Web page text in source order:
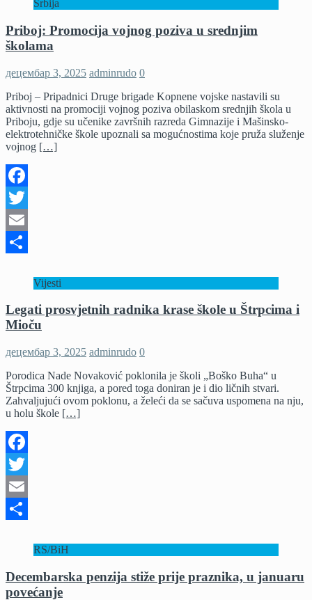
Srbija
Priboj: Promocija vojnog poziva u srednjim
školama
децембар 3, 2025 adminrudo 0
Priboj – Pripadnici Druge brigade Kopnene vojske nastavili su
aktivnosti na promociji vojnog poziva obilaskom srednjih škola u
Priboju, gdje su učenike završnih razreda Gimnazije i Mašinsko-
elektrotehničke škole upoznali sa mogućnostima koje pruža služenje
vojnog […]
Facebook
Twitter
Email
Vijesti
Legati prosvjetnih radnika krase škole u Štrpcima i
Mioču
децембар 3, 2025 adminrudo 0
Porodica Nade Novaković poklonila je školi „Boško Buha“ u
Štrpcima 300 knjiga, a pored toga doniran je i dio ličnih stvari.
Zahvaljujući ovom poklonu, a želeći da se sačuva uspomena na nju,
u holu škole […]
Facebook
Twitter
Email
RS/BiH
Decembarska penzija stiže prije praznika, u januaru
povećanje